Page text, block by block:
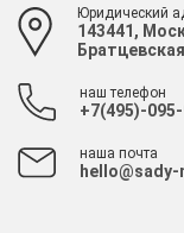
Юридический
143441,
наш телефон
+7(495)-
наша почта